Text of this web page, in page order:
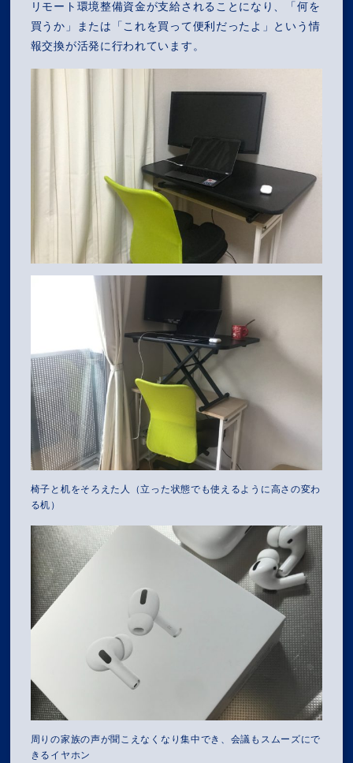
MISSION
リモート環境整備資金が支給されることになり、「何を
買うか」または「これを買って便利だったよ」という情
報交換が活発に行われています。
椅子と机をそろえた人（立った状態でも使えるように高さの変わ
る机）
周りの家族の声が聞こえなくなり集中でき、会議もスムーズにで
きるイヤホン